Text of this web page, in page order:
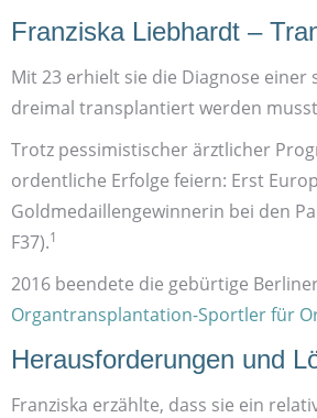
Franziska Liebhardt –
Mit 23 erhielt sie die Diagnose
dreimal transplantiert werden
Trotz pessimistischer ärztlicher
ordentliche Erfolge feiern: Erst
Goldmedaillen­gewinnerin bei den
F37).1
2016 beendete die gebürtige
Organ­transplantation-Sportler für
Heraus­forderungen und
Franziska erzählte, dass sie ein